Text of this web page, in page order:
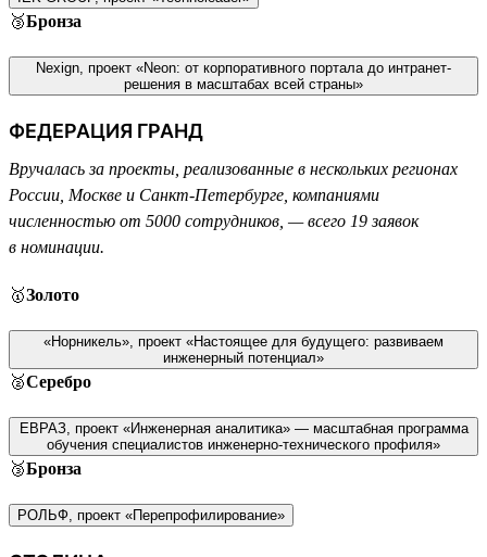
🥉Бронза
Nexign, проект «Neon: от корпоративного портала до интранет-
решения в масштабах всей страны»
ФЕДЕРАЦИЯ ГРАНД
Вручалась за проекты, реализованные в нескольких регионах
России, Москве и Санкт-Петербурге, компаниями
численностью от 5000 сотрудников, — всего 19 заявок
в номинации.
🥇Золото
«Норникель», проект «Настоящее для будущего: развиваем
инженерный потенциал»
🥈Серебро
ЕВРАЗ, проект «Инженерная аналитика» — масштабная программа
обучения специалистов инженерно-технического профиля»
🥉Бронза
РОЛЬФ, проект «Перепрофилирование»